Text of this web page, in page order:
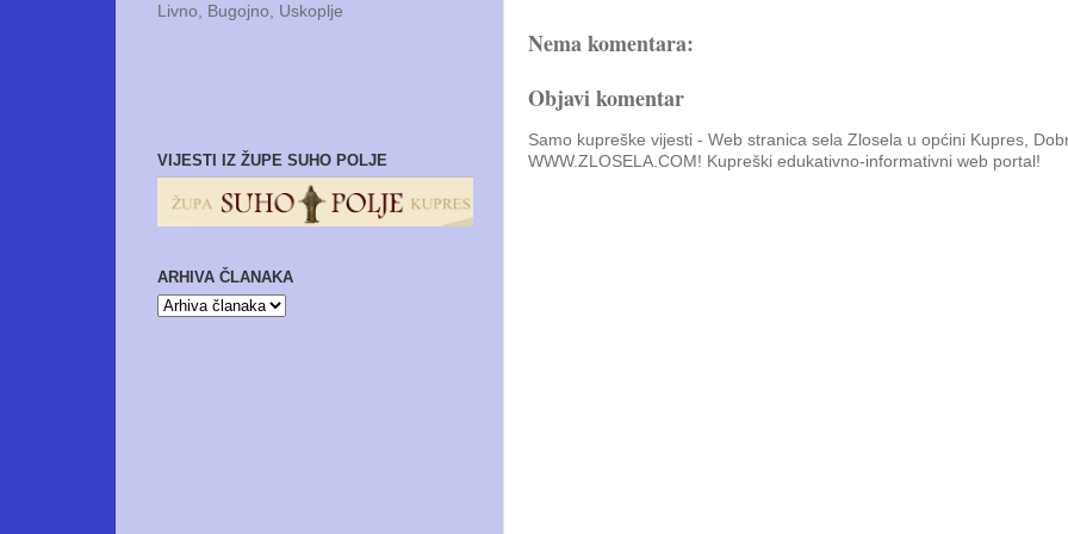
Nema komentara:
Objavi komentar
Samo kupreške vijesti - Web stranica sela Zlosela u općini Kupres,
WWW.ZLOSELA.COM! Kupreški edukativno-informativni web portal!
Livno, Bugojno, Uskoplje
VIJESTI IZ ŽUPE SUHO POLJE
ARHIVA ČLANAKA